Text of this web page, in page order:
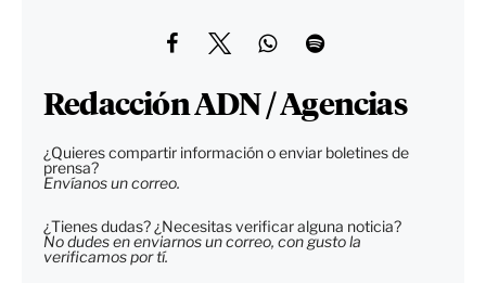
Redacción ADN / Agencias
¿Quieres compartir información o enviar boletines de
prensa?
Envíanos un correo.
¿Tienes dudas? ¿Necesitas verificar alguna noticia?
No dudes en enviarnos un correo, con gusto la
verificamos por tí.